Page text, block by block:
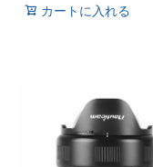
カートに入れる